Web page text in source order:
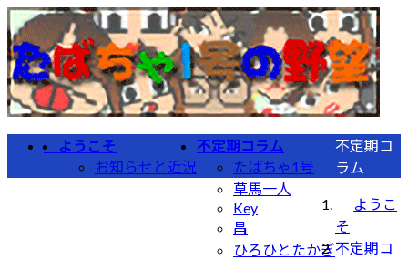
コ
ン
テ
ン
ツ
ナ
ビ
ゲ
ー
シ
ようこそ
お知らせと近況
不定期コラム
たばちゃ1号
草馬一人
Key
昌
ひろひとたかぎ
不定期コ
ラム
ようこ
そ
不定期コ